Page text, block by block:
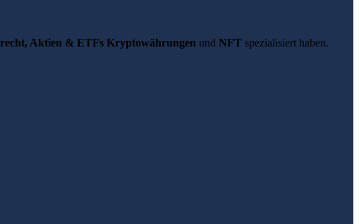
Aktien & ETFs Kryptowährungen und NFT spezialisiert haben.